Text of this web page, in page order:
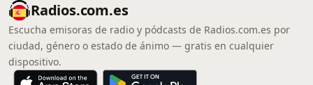
Radios.com.es
Escucha emisoras de radio y pódcasts de Radios.com.es por
ciudad, género o estado de ánimo — gratis en cualquier
dispositivo.